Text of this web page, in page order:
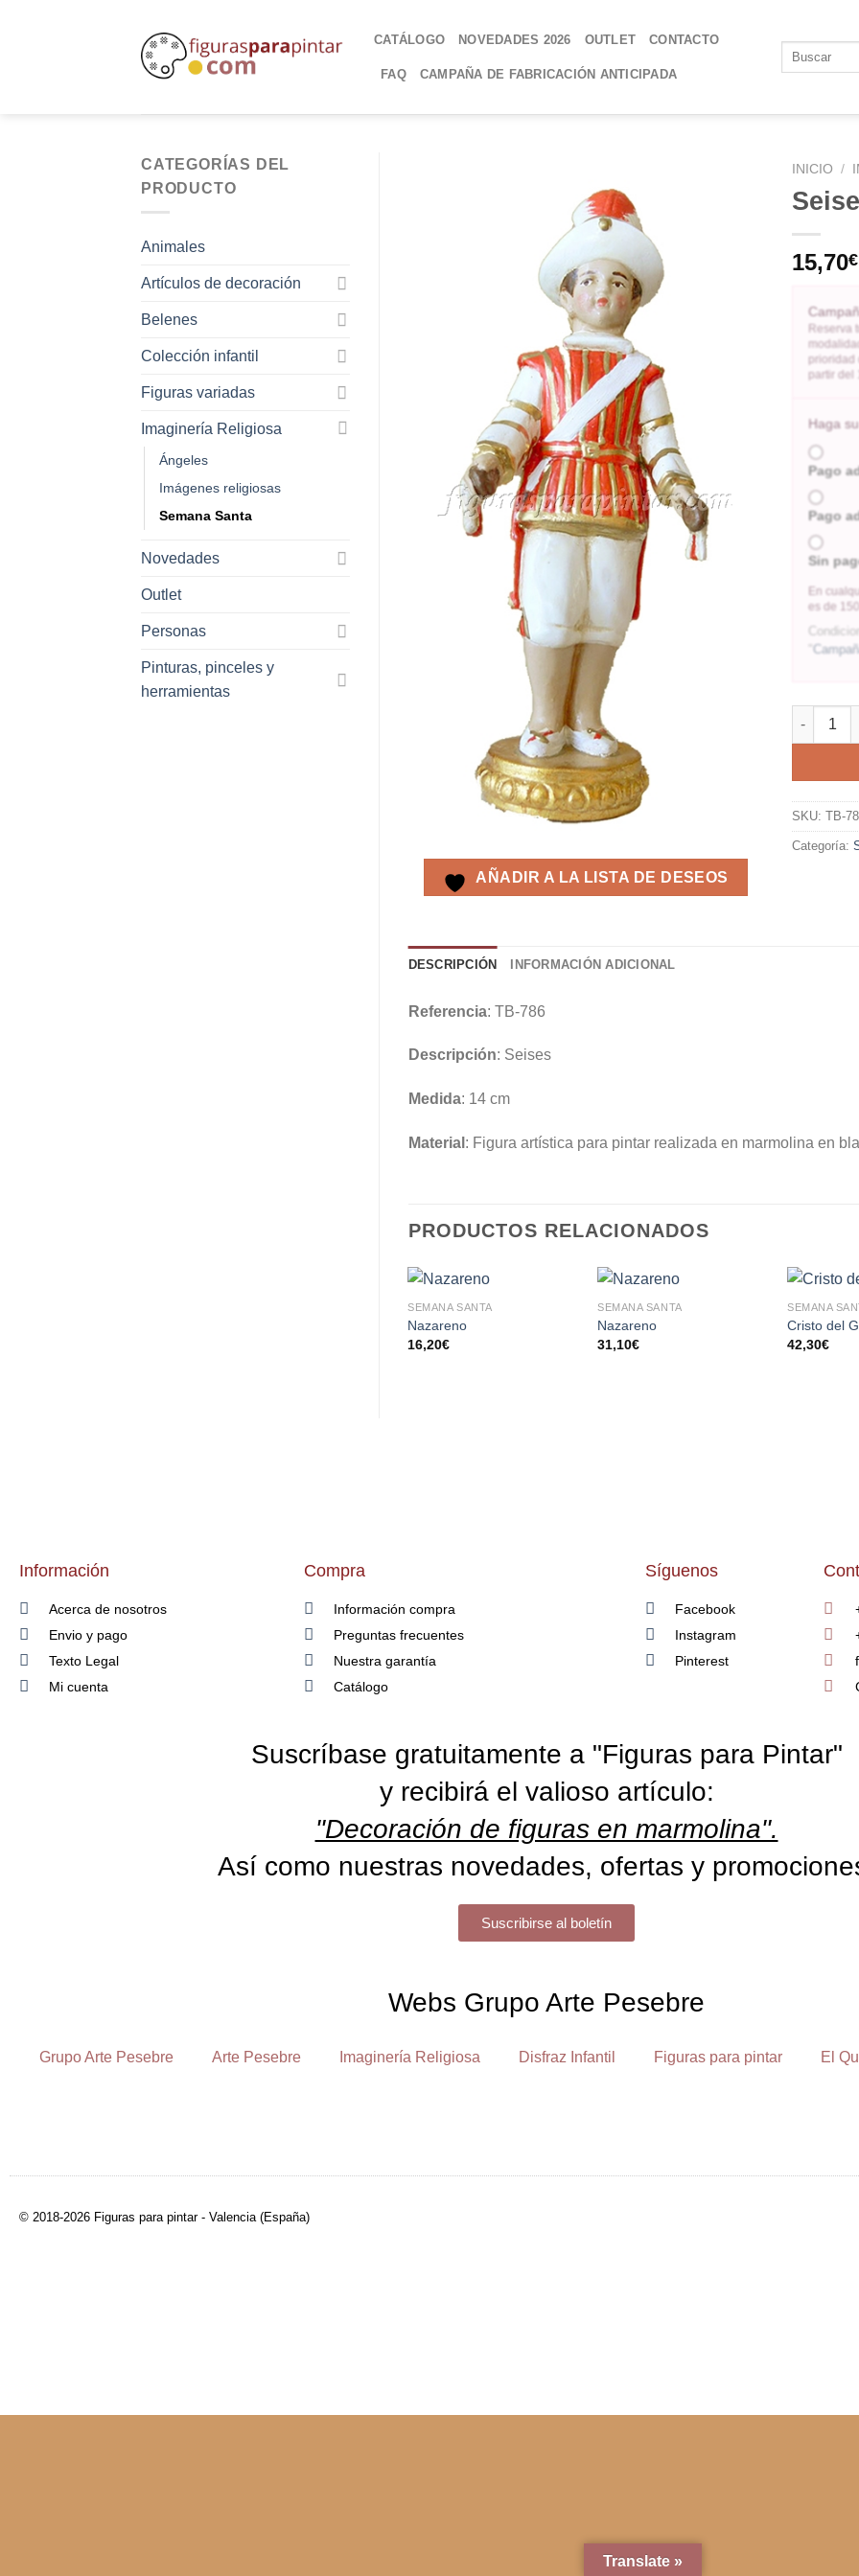
CATÁLOGO NOVEDADES 2026 OUTLET CONTACTO
FAQ CAMPAÑA DE FABRICACIÓN ANTICIPADA
CATEGORÍAS DEL
PRODUCTO
Animales
Artículos de decoración
Belenes
Colección infantil
Figuras variadas
Imaginería Religiosa
Ángeles
Imágenes religiosas
Semana Santa
Novedades
Outlet
Personas
Pinturas, pinceles y
herramientas
AÑADIR A LA LISTA DE DESEOS
INICIO /
15,70€
Reserva
prioridad
partir del
Haga
Pago
Pago
Sin
En
es de
"
SKU:TB-
Categoría:
DESCRIPCIÓN INFORMACIÓN ADICIONAL
Referencia: TB-786
Descripción: Seises
Medida: 14 cm
Material : Figura artística para pintar realizada en marmolina en
PRODUCTOS RELACIONADOS
SEMANA SANTA
Nazareno
16,20€
SEMANA SANTA
Nazareno
31,10€
SEMANA
Cristo del
42,30€
Información
Acerca de nosotros
Envio y pago
Texto Legal
Mi cuenta
Compra
Información compra
Preguntas frecuentes
Nuestra garantía
Catálogo
Síguenos
Facebook
Instagram
Pinterest
Suscríbase gratuitamente a "Figuras para Pintar"
y recibirá el valioso artículo:
"Decoración de figuras en marmolina".
Así como nuestras novedades, ofertas y
Suscribirse al boletín
Webs Grupo Arte Pesebre
Grupo Arte Pesebre Arte Pesebre Imaginería Religiosa Disfraz Infantil Figuras para pintar El
© 2018-2026 Figuras para pintar - Valencia (España)
Translate »